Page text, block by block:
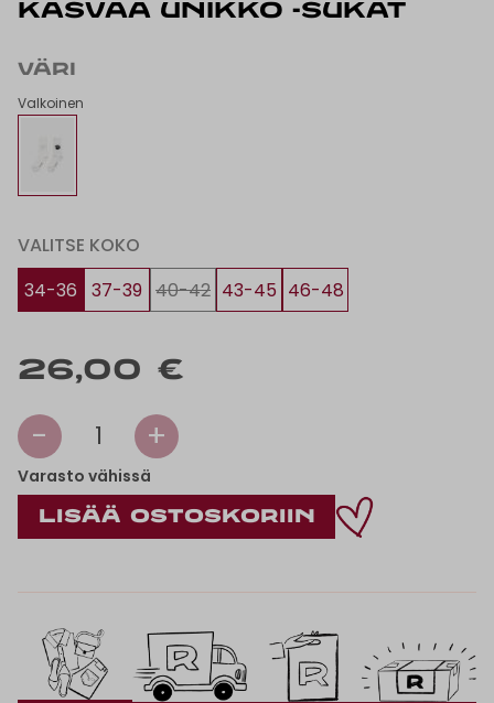
KASVAA UNIKKO -SUKAT
VÄRI
Valkoinen
VALITSE KOKO
34-36
37-39 40-42 43-45 46-48
26,00 €
- 1 +
Varasto vähissä